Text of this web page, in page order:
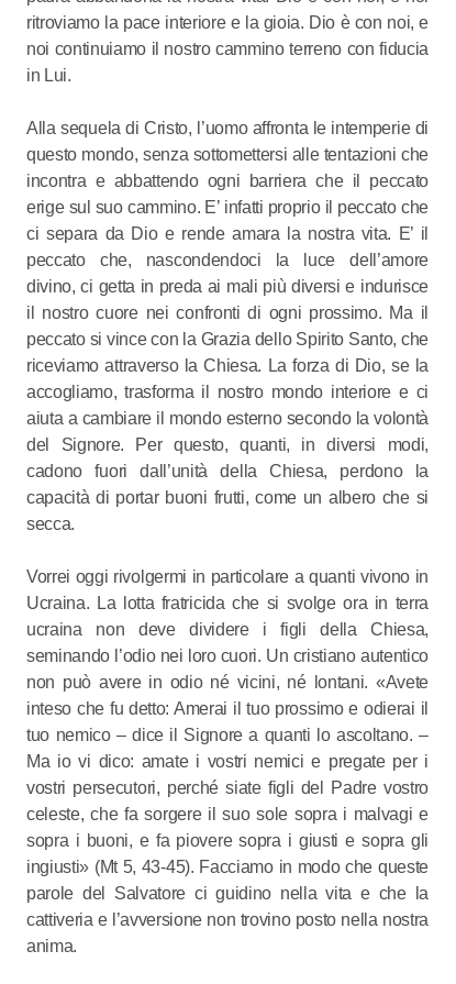
ritroviamo la pace interiore e la gioia. Dio è con noi, e
noi continuiamo il nostro cammino terreno con fiducia
in Lui.
Alla sequela di Cristo, l’uomo affronta le intemperie di
questo mondo, senza sottomettersi alle tentazioni che
incontra e abbattendo ogni barriera che il peccato
erige sul suo cammino. E’ infatti proprio il peccato che
ci separa da Dio e rende amara la nostra vita. E’ il
peccato che, nascondendoci la luce dell’amore
divino, ci getta in preda ai mali più diversi e indurisce
il nostro cuore nei confronti di ogni prossimo. Ma il
peccato si vince con la Grazia dello Spirito Santo, che
riceviamo attraverso la Chiesa. La forza di Dio, se la
accogliamo, trasforma il nostro mondo interiore e ci
aiuta a cambiare il mondo esterno secondo la volontà
del Signore. Per questo, quanti, in diversi modi,
cadono fuori dall’unità della Chiesa, perdono la
capacità di portar buoni frutti, come un albero che si
secca.
Vorrei oggi rivolgermi in particolare a quanti vivono in
Ucraina. La lotta fratricida che si svolge ora in terra
ucraina non deve dividere i figli della Chiesa,
seminando l’odio nei loro cuori. Un cristiano autentico
non può avere in odio né vicini, né lontani. «Avete
inteso che fu detto: Amerai il tuo prossimo e odierai il
tuo nemico – dice il Signore a quanti lo ascoltano. –
Ma io vi dico: amate i vostri nemici e pregate per i
vostri persecutori, perché siate figli del Padre vostro
celeste, che fa sorgere il suo sole sopra i malvagi e
sopra i buoni, e fa piovere sopra i giusti e sopra gli
ingiusti» (Mt 5, 43-45). Facciamo in modo che queste
parole del Salvatore ci guidino nella vita e che la
cattiveria e l’avversione non trovino posto nella nostra
anima.